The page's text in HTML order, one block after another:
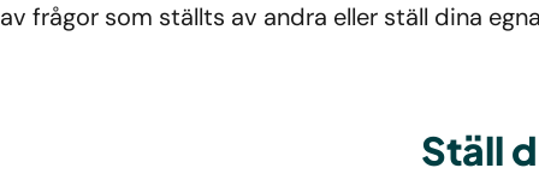
av frågor som ställts av andra eller ställ dina
Ställ